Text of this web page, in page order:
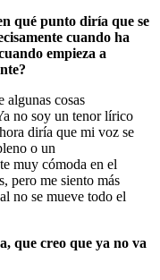
qué punto diría que se
cuando ha
empieza a
algunas cosas
no soy un tenor lírico
diría que mi voz se
o un
muy cómoda en el
pero me siento más
no se mueve todo el
que creo que ya no va